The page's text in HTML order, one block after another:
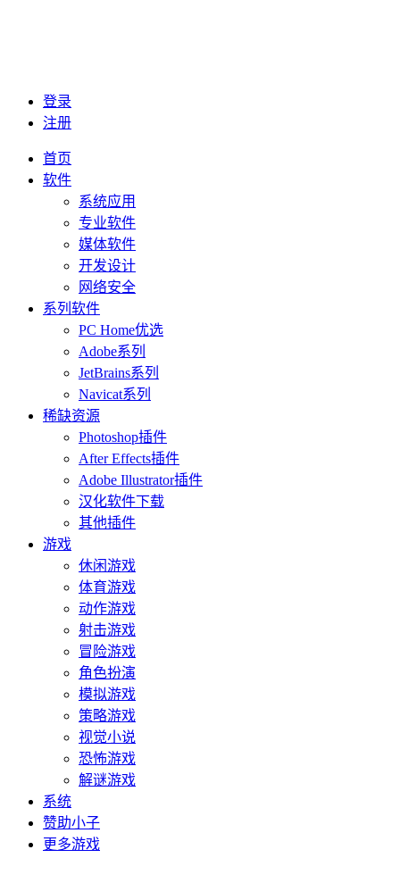
登录
注册
首页
软件
系统应用
专业软件
媒体软件
开发设计
网络安全
系列软件
PC Home优选
Adobe系列
JetBrains系列
Navicat系列
稀缺资源
Photoshop插件
After Effects插件
Adobe Illustrator插件
汉化软件下载
其他插件
游戏
休闲游戏
体育游戏
动作游戏
射击游戏
冒险游戏
角色扮演
模拟游戏
策略游戏
视觉小说
恐怖游戏
解谜游戏
系统
赞助小子
更多游戏